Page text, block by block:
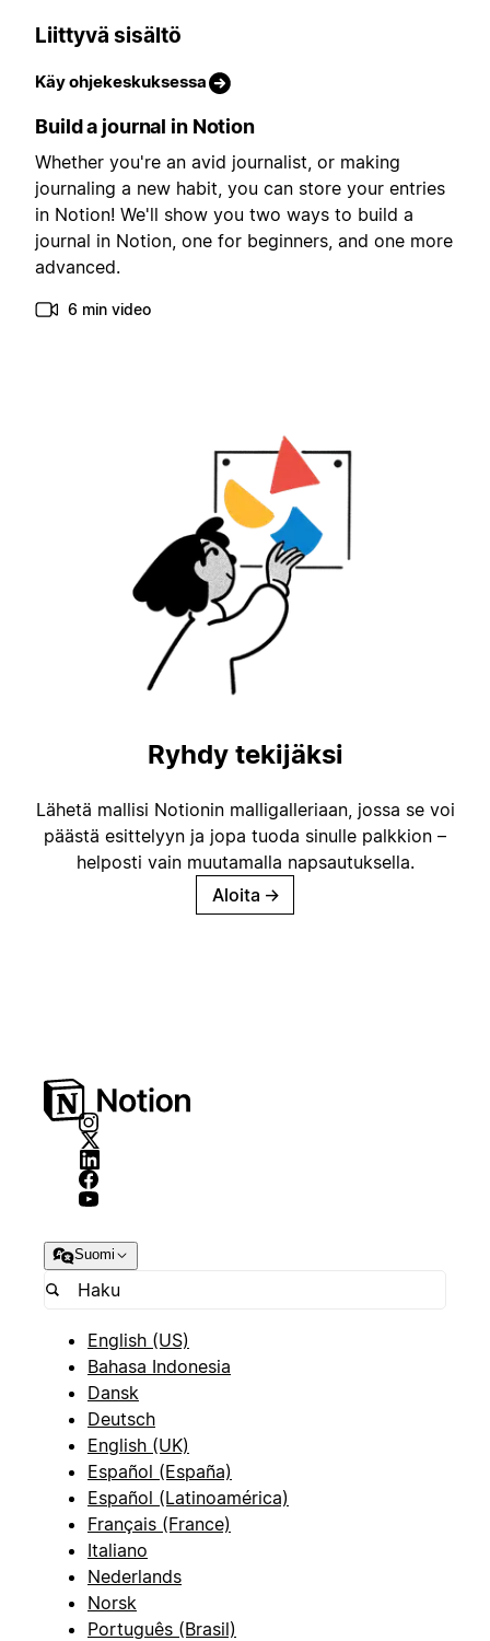
Liittyvä sisältö
Käy ohjekeskuksessa
Build a journal in Notion
Whether you're an avid journalist, or making
journaling a new habit, you can store your entries
in Notion! We'll show you two ways to build a
journal in Notion, one for beginners, and one more
advanced.
6 min video
Ryhdy tekijäksi
Lähetä mallisi Notionin malligalleriaan, jossa se voi
päästä esittelyyn ja jopa tuoda sinulle palkkion –
helposti vain muutamalla napsautuksella.
Aloita →
Suomi
English (US)
Bahasa Indonesia
Dansk
Deutsch
English (UK)
Español (España)
Español (Latinoamérica)
Français (France)
Italiano
Nederlands
Norsk
Português (Brasil)